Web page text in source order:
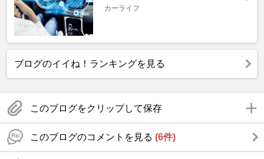
カーライフ
ブログのイイね！ランキングを見る
このブログをクリップして保存
このブログのコメントを見る (6件)